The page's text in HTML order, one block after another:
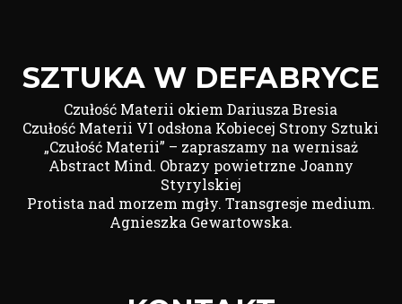
SZTUKA W DEFABRYCE
Czułość Materii okiem Dariusza Bresia
Czułość Materii VI odsłona Kobiecej Strony Sztuki
„Czułość Materii” – zapraszamy na wernisaż
Abstract Mind. Obrazy powietrzne Joanny
Styrylskiej
Protista nad morzem mgły. Transgresje medium.
Agnieszka Gewartowska.